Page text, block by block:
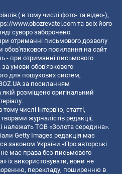
( в тому числі фото- та відео-),
www.obozrevatel.com та всіх його
суворо заборонено.
отриманні письмового дозволу
обов'язкового посилання на сайт
- при отриманні письмового
за умови обов'язкового
для пошукових систем,
за посиланням
якій розміщено оригінальний
числі інтерв’ю, статті,
журналістів редакції,
належать ТОВ «Золота середина».
Getty Images редакція має
законом України «Про авторські
не має права без письмового
їх використовувати, вони не
перекладу, поширенню в